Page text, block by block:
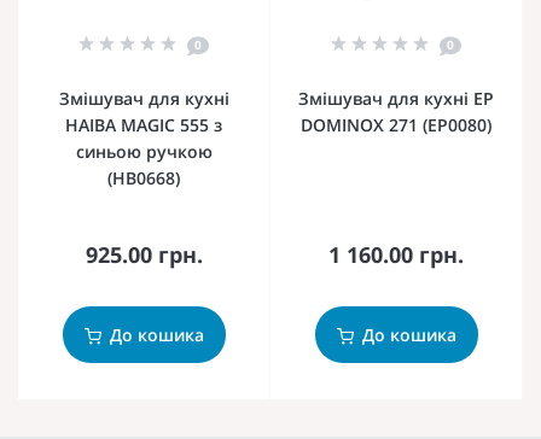
0
Змішувач для кухні
HAIBA MAGIC 555 з
синьою ручкою
(HB0668)
925.00 грн.
До кошика
0
Змішувач для кухні EP
DOMINOX 271 (EP0080)
1 160.00 грн.
До кошика